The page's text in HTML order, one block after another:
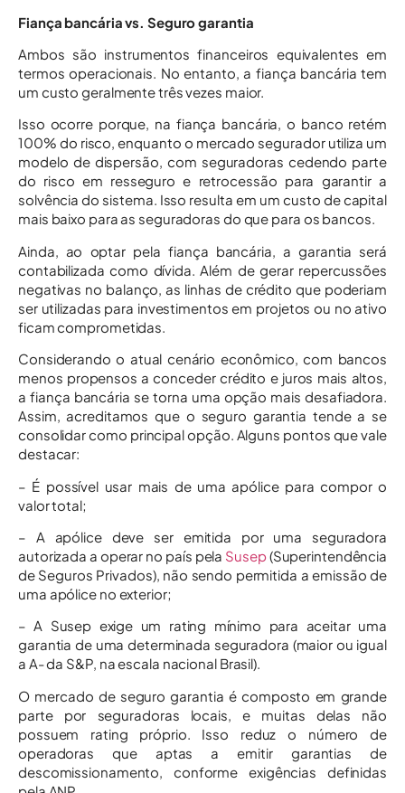
Fiança bancária vs. Seguro garantia
Ambos são instrumentos financeiros equivalentes em
termos operacionais. No entanto, a fiança bancária tem
um custo geralmente três vezes maior.
Isso ocorre porque, na fiança bancária, o banco retém
100% do risco, enquanto o mercado segurador utiliza um
modelo de dispersão, com seguradoras cedendo parte
do risco em resseguro e retrocessão para garantir a
solvência do sistema. Isso resulta em um custo de capital
mais baixo para as seguradoras do que para os bancos.
Ainda, ao optar pela fiança bancária, a garantia será
contabilizada como dívida. Além de gerar repercussões
negativas no balanço, as linhas de crédito que poderiam
ser utilizadas para investimentos em projetos ou no ativo
ficam comprometidas.
Considerando o atual cenário econômico, com bancos
menos propensos a conceder crédito e juros mais altos,
a fiança bancária se torna uma opção mais desafiadora.
Assim, acreditamos que o seguro garantia tende a se
consolidar como principal opção. Alguns pontos que vale
destacar:
– É possível usar mais de uma apólice para compor o
valor total;
– A apólice deve ser emitida por uma seguradora
autorizada a operar no país pela Susep(Superintendência
de Seguros Privados), não sendo permitida a emissão de
uma apólice no exterior;
– A Susep exige um rating mínimo para aceitar uma
garantia de uma determinada seguradora (maior ou igual
a A- da S&P, na escala nacional Brasil).
O mercado de seguro garantia é composto em grande
parte por seguradoras locais, e muitas delas não
possuem rating próprio. Isso reduz o número de
operadoras que aptas a emitir garantias de
descomissionamento, conforme exigências definidas